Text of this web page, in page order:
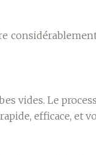
vides. Le
efficace, et